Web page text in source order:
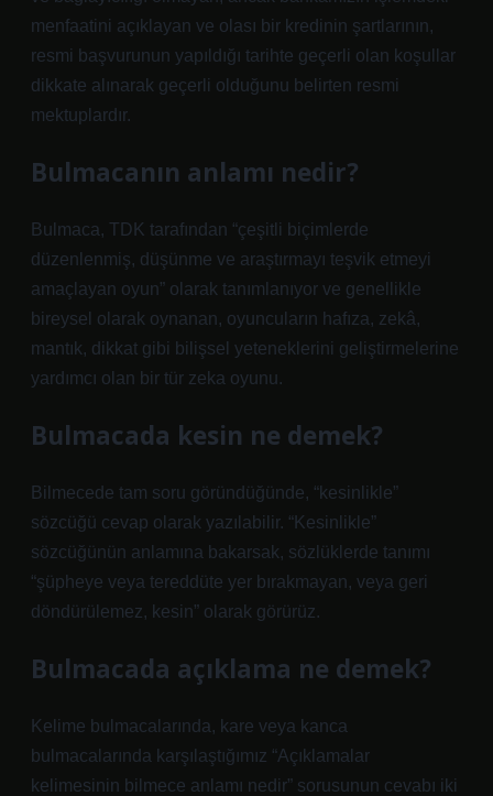
menfaatini açıklayan ve olası bir kredinin şartlarının,
resmi başvurunun yapıldığı tarihte geçerli olan koşullar
dikkate alınarak geçerli olduğunu belirten resmi
mektuplardır.
Bulmacanın anlamı nedir?
Bulmaca, TDK tarafından “çeşitli biçimlerde
düzenlenmiş, düşünme ve araştırmayı teşvik etmeyi
amaçlayan oyun” olarak tanımlanıyor ve genellikle
bireysel olarak oynanan, oyuncuların hafıza, zekâ,
mantık, dikkat gibi bilişsel yeteneklerini geliştirmelerine
yardımcı olan bir tür zeka oyunu.
Bulmacada kesin ne demek?
Bilmecede tam soru göründüğünde, “kesinlikle”
sözcüğü cevap olarak yazılabilir. “Kesinlikle”
sözcüğünün anlamına bakarsak, sözlüklerde tanımı
“şüpheye veya tereddüte yer bırakmayan, veya geri
döndürülemez, kesin” olarak görürüz.
Bulmacada açıklama ne demek?
Kelime bulmacalarında, kare veya kanca
bulmacalarında karşılaştığımız “Açıklamalar
kelimesinin bilmece anlamı nedir” sorusunun cevabı iki